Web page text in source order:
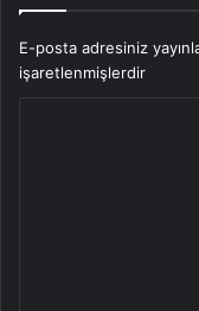
E-posta adresiniz
işaretlenmişlerdir